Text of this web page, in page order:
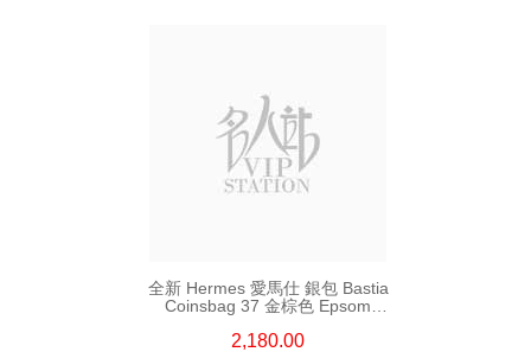
全新 Hermes 愛馬仕 銀包 Bastia
Coinsbag 37 金棕色 Epsom
2,180.00